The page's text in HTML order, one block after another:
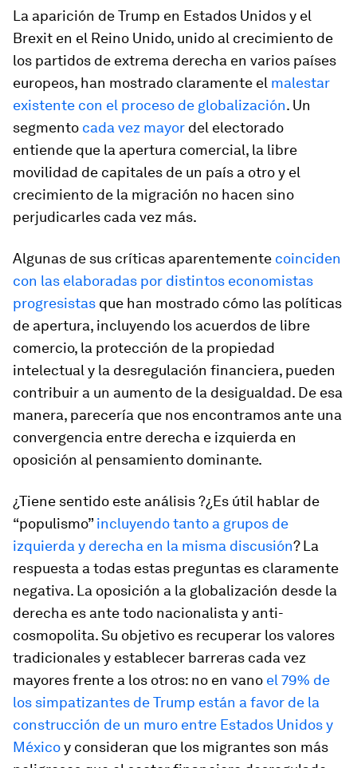
La aparición de Trump en Estados Unidos y el
Brexit en el Reino Unido, unido al crecimiento de
los partidos de extrema derecha en varios países
europeos, han mostrado claramente el malestar
existente con el proceso de globalización. Un
segmento cada vez mayor del electorado
entiende que la apertura comercial, la libre
movilidad de capitales de un país a otro y el
crecimiento de la migración no hacen sino
perjudicarles cada vez más.
Algunas de sus críticas aparentemente coinciden
con las elaboradas por distintos economistas
progresistas que han mostrado cómo las políticas
de apertura, incluyendo los acuerdos de libre
comercio, la protección de la propiedad
intelectual y la desregulación financiera, pueden
contribuir a un aumento de la desigualdad. De esa
manera, parecería que nos encontramos ante una
convergencia entre derecha e izquierda en
oposición al pensamiento dominante.
¿Tiene sentido este análisis ?¿Es útil hablar de
“populismo”incluyendo tanto a grupos de
izquierda y derecha en la misma discusión? La
respuesta a todas estas preguntas es claramente
negativa. La oposición a la globalización desde la
derecha es ante todo nacionalista y anti-
cosmopolita. Su objetivo es recuperar los valores
tradicionales y establecer barreras cada vez
mayores frente a los otros: no en vano el 79% de
los simpatizantes de Trump están a favor de la
construcción de un muro entre Estados Unidos y
Méxicoy consideran que los migrantes son más